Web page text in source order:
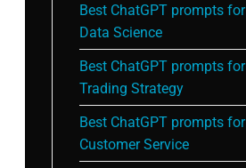
Best ChatGPT prompts for
Data Science
Best ChatGPT prompts for
Trading Strategy
Best ChatGPT prompts for
Customer Service